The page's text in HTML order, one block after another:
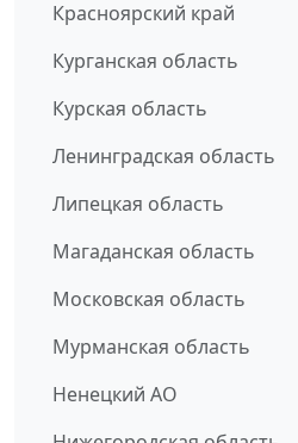
Красноярский край
Курганская область
Курская область
Ленинградская область
Липецкая область
Магаданская область
Московская область
Мурманская область
Ненецкий АО